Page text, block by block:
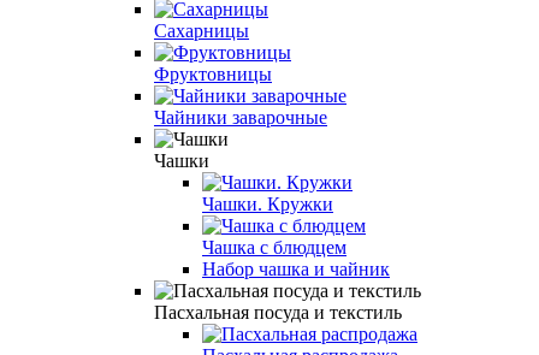
Сахарницы
Фруктовницы
Чайники заварочные
Чашки
Чашки. Кружки
Чашка с блюдцем
Набор чашка и чайник
Пасхальная посуда и текстиль